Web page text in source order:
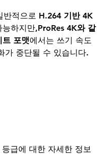
반적으로 H.264 기반 4K
능하지만,ProRes 4K와 같
트 포맷에서는 쓰기 속도
가 중단될 수 있습니다.
급에 대한 자세한 정보